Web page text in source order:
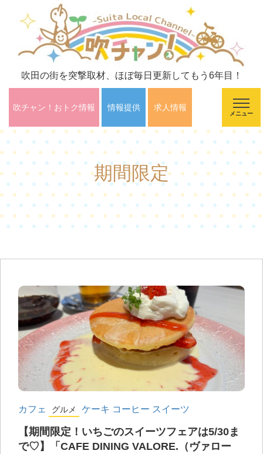
吹田の街を突撃取材、ほぼ毎日更新してもう6年目！
吹チャン！おトク情報 情報提供 求人情報
メニュー
期間限定
カフェ グルメ ケーキ コーヒー スイーツ
【期間限定！いちごのスイーツフェアは5/30ま
で♡】「CAFE DINING VALORE.（ヴァロー